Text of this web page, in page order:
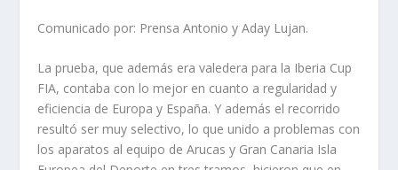
Comunicado por: Prensa Antonio y Aday Lujan.
La prueba, que además era valedera para la Iberia Cup
FIA, contaba con lo mejor en cuanto a regularidad y
eficiencia de Europa y España. Y además el recorrido
resultó ser muy selectivo, lo que unido a problemas con
los aparatos al equipo de Arucas y Gran Canaria Isla